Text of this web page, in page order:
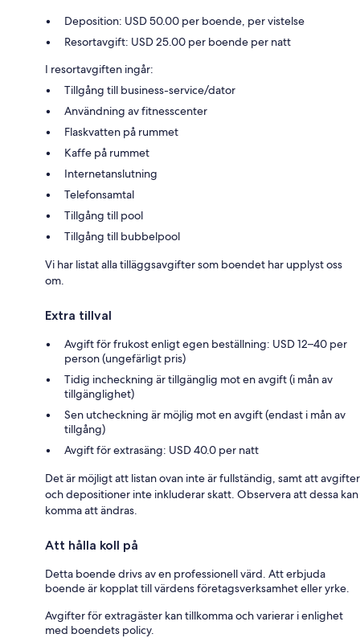
Deposition: USD 50.00 per boende, per vistelse
Resortavgift: USD 25.00 per boende per natt
I resortavgiften ingår:
Tillgång till business-service/dator
Användning av fitnesscenter
Flaskvatten på rummet
Kaffe på rummet
Internetanslutning
Telefonsamtal
Tillgång till pool
Tillgång till bubbelpool
Vi har listat alla tilläggsavgifter som boendet har upplyst oss
om.
Extra tillval
Avgift för frukost enligt egen beställning: USD 12–40 per
person (ungefärligt pris)
Tidig incheckning är tillgänglig mot en avgift (i mån av
tillgänglighet)
Sen utcheckning är möjlig mot en avgift (endast i mån av
tillgång)
Avgift för extrasäng: USD 40.0 per natt
Det är möjligt att listan ovan inte är fullständig, samt att avgifter
och depositioner inte inkluderar skatt. Observera att dessa kan
komma att ändras.
Att hålla koll på
Detta boende drivs av en professionell värd. Att erbjuda
boende är kopplat till värdens företagsverksamhet eller yrke.
Avgifter för extragäster kan tillkomma och varierar i enlighet
med boendets policy.